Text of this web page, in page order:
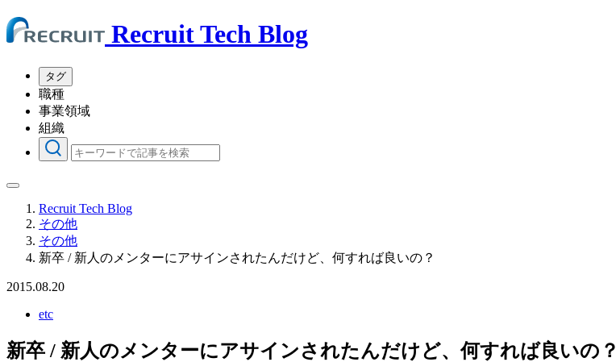
Recruit Tech Blog
タグ
職種
事業領域
組織
Recruit Tech Blog
その他
その他
新卒 / 新人のメンターにアサインされたんだけど、何すれば良いの？
2015.08.20
etc
新卒 / 新人のメンターにアサインされたんだけど、何すれば良いの？